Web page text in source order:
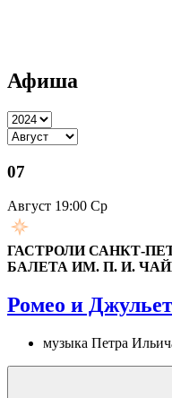
Афиша
07
Август 19:00 Ср
ГАСТРОЛИ САНКТ-
БАЛЕТА ИМ. П. И.
Ромео и
музыка Петра